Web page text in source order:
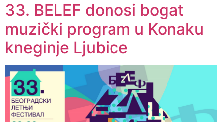
33. BELEF donosi bogat
muzički program u Konaku
kneginje Ljubice